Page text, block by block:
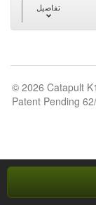
تفاصيل
© 2026 Catapult
Patent Pending